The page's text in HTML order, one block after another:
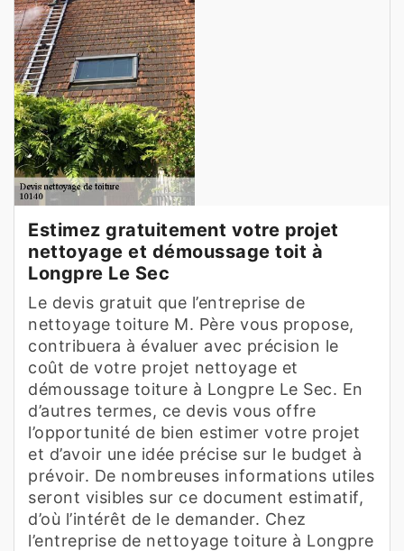
Estimez gratuitement votre projet
nettoyage et démoussage toit à
Longpre Le Sec
Le devis gratuit que l’entreprise de
nettoyage toiture M. Père vous propose,
contribuera à évaluer avec précision le
coût de votre projet nettoyage et
démoussage toiture à Longpre Le Sec. En
d’autres termes, ce devis vous offre
l’opportunité de bien estimer votre projet
et d’avoir une idée précise sur le budget à
prévoir. De nombreuses informations utiles
seront visibles sur ce document estimatif,
d’où l’intérêt de le demander. Chez
l’entreprise de nettoyage toiture à Longpre